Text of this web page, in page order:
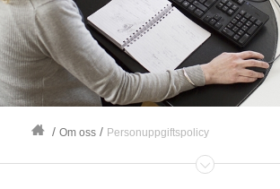
/ Om oss / Personuppgiftspolicy